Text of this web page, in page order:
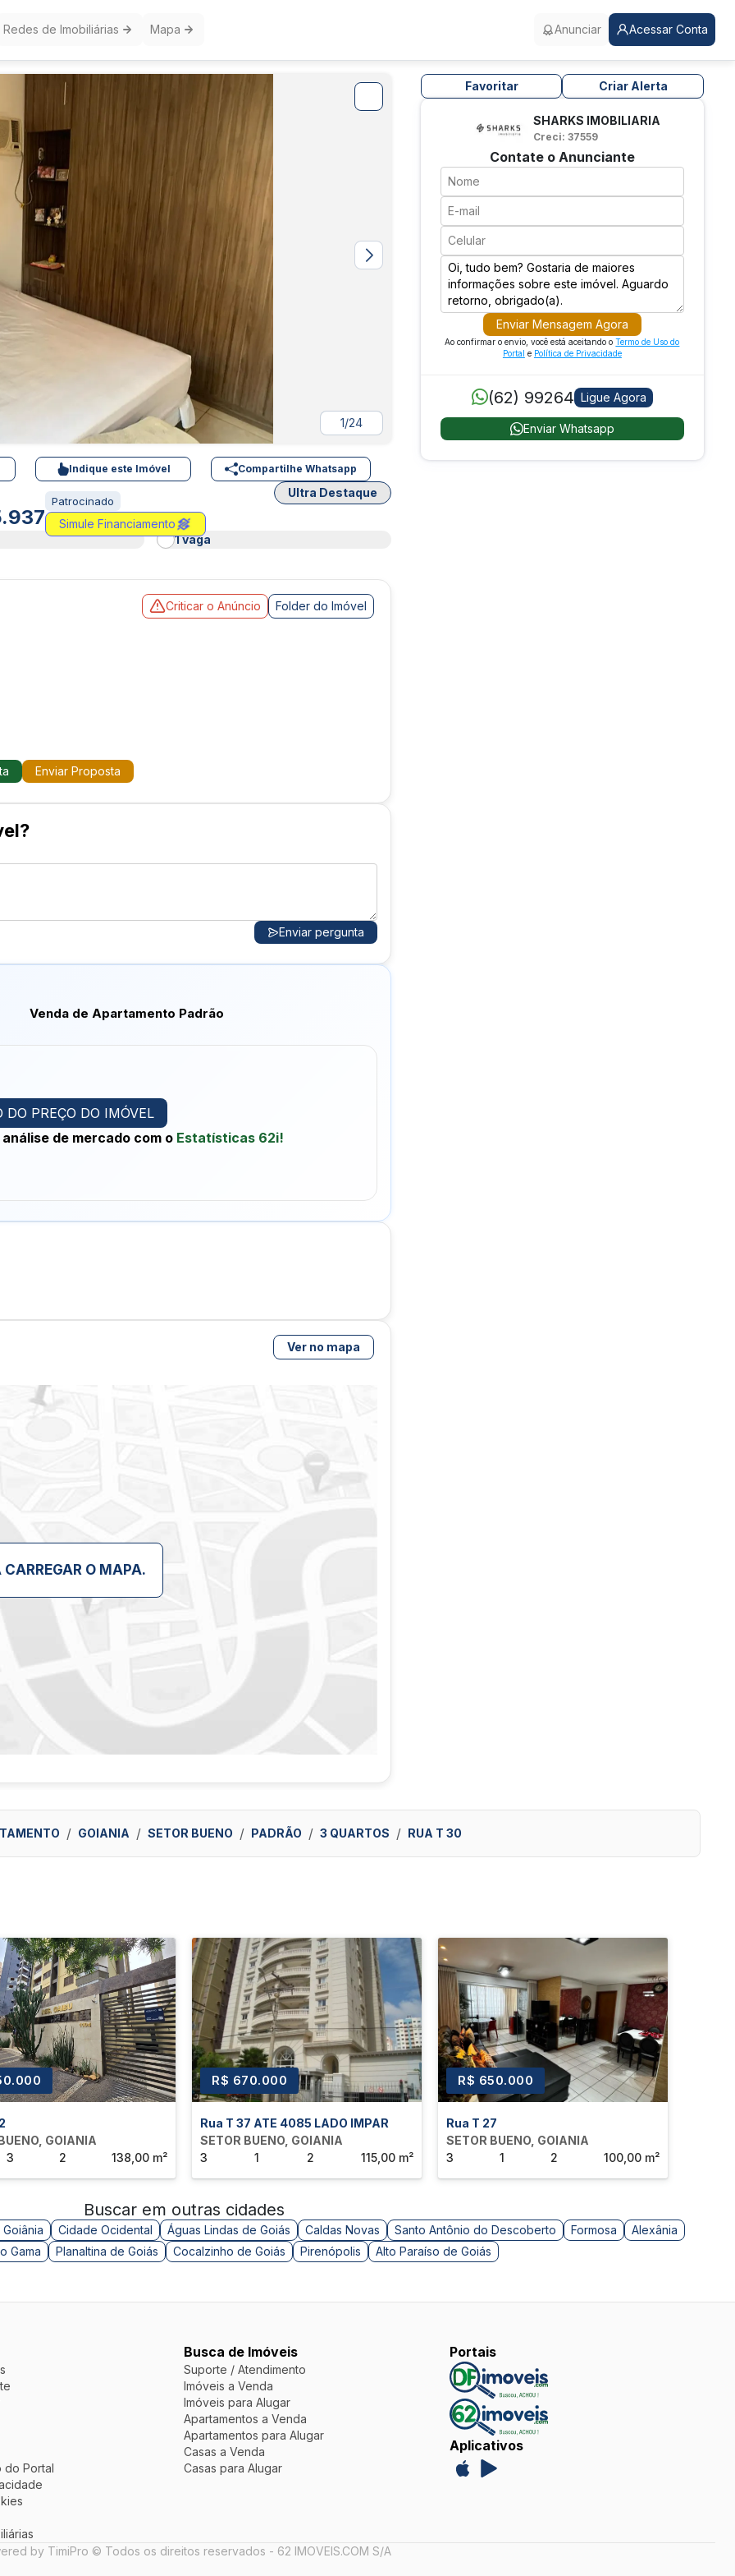
Redes de Imobiliárias Mapa Anunciar Acessar Conta
1/24
Indique este Imóvel Compartilhe Whatsapp
Ultra Destaque
Patrocinado
Simule Financiamento
1 vaga
Criticar o Anúncio Folder do Imóvel
Enviar Proposta
Enviar pergunta
Venda de Apartamento Padrão
DO PREÇO DO IMÓVEL
de mercado com o Estatísticas 62i!
Ver no mapa
CARREGAR O MAPA.
Favoritar Criar Alerta
SHARKS IMOBILIARIA
Creci: 37559
Contate o Anunciante
Enviar Mensagem Agora
Ao confirmar o envio, você está aceitando oTermo de Uso do
Portal e Política de Privacidade
(62) 99264 Ligue Agora
Enviar Whatsapp
GOIANIA SETOR BUENO PADRÃO 3 QUARTOS RUA T 30
GOIANIA
3 2 138,00 m²
R$ 670.000
Rua T 37 ATE 4085 LADO IMPAR
SETOR BUENO, GOIANIA
3
1 2 115,00 m²
R$ 650.000
Rua T 27
SETOR BUENO, GOIANIA
3
1 2 100,00 m²
Buscar em outras cidades
Cidade Ocidental Águas Lindas de Goiás Caldas Novas Santo Antônio do Descoberto Formosa
Alexânia
Gama Planaltina de Goiás Cocalzinho de Goiás Pirenópolis Alto Paraíso de Goiás
do Portal
Busca de Imóveis
Suporte / Atendimento
Imóveis a Venda
Imóveis para Alugar
Apartamentos a Venda
Apartamentos para Alugar
Casas a Venda
Casas para Alugar
Portais
Aplicativos
by TimiPro © Todos os direitos reservados - 62 IMOVEIS.COM S/A